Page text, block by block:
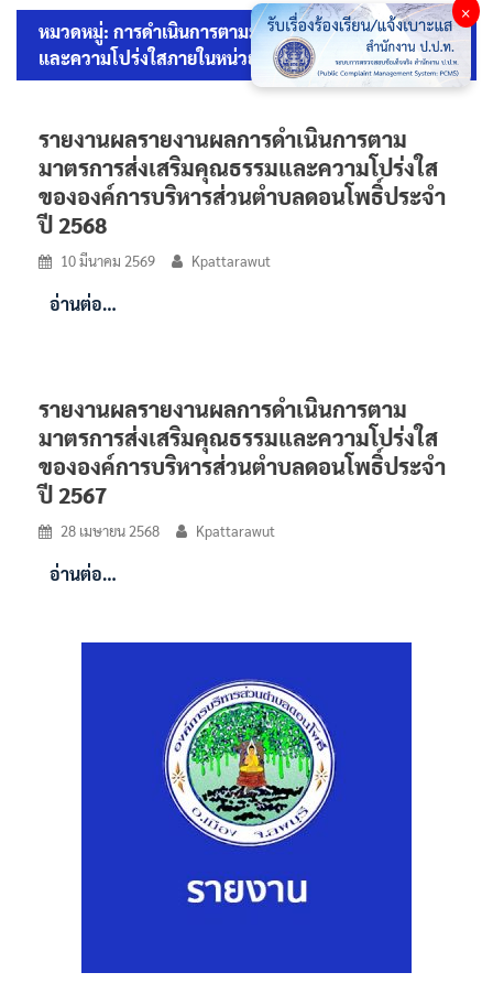
หมวดหมู่: การดำเนินการตามมาตรการส่งเสริมคุณธรรม
และความโปร่งใสภายในหน่วยงาน
รายงานผลรายงานผลการดำเนินการตาม
มาตรการส่งเสริมคุณธรรมและความโปร่งใส
ขององค์การบริหารส่วนตำบลดอนโพธิ์ประจำ
ปี 2568
10 มีนาคม 2569 Kpattarawut
อ่านต่อ…
รายงานผลรายงานผลการดำเนินการตาม
มาตรการส่งเสริมคุณธรรมและความโปร่งใส
ขององค์การบริหารส่วนตำบลดอนโพธิ์ประจำ
ปี 2567
28 เมษายน 2568 Kpattarawut
อ่านต่อ…
×